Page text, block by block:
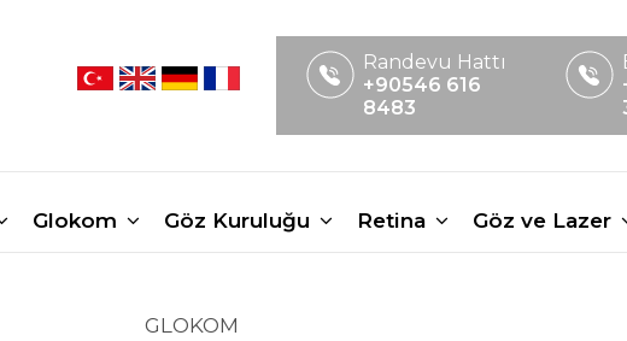
Randevu Hattı
+90546 616
8483
Glokom Göz Kuruluğu Retina Göz ve Lazer
GLOKOM